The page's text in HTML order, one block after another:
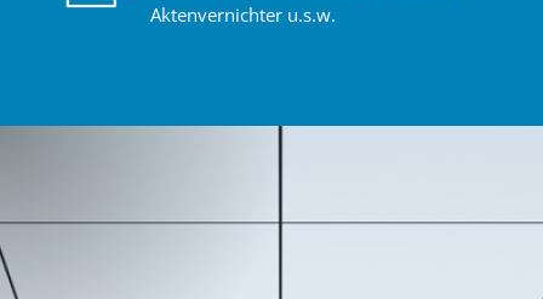
Aktenvernichter u.s.w.